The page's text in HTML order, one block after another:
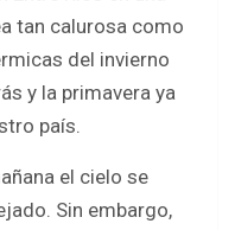
tan calurosa como
del invierno
y la primavera ya
país.
el cielo se
Sin embargo,